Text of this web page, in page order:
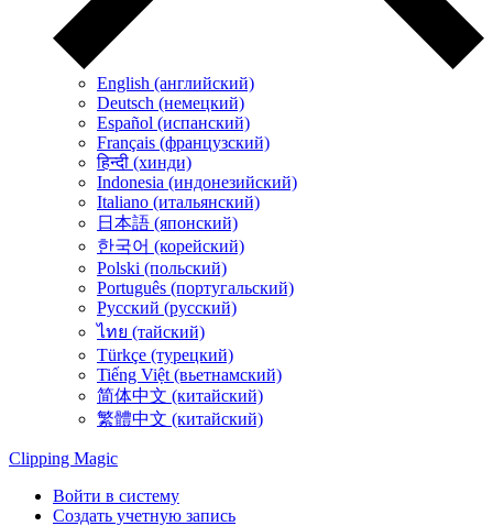
English (английский)
Deutsch (немецкий)
Español (испанский)
Français (французский)
हिन्दी (хинди)
Indonesia (индонезийский)
Italiano (итальянский)
日本語 (японский)
한국어 (корейский)
Polski (польский)
Português (португальский)
Русский (русский)
ไทย (тайский)
Türkçe (турецкий)
Tiếng Việt (вьетнамский)
简体中文 (китайский)
繁體中文 (китайский)
Clipping Magic
Войти в систему
Создать учетную запись